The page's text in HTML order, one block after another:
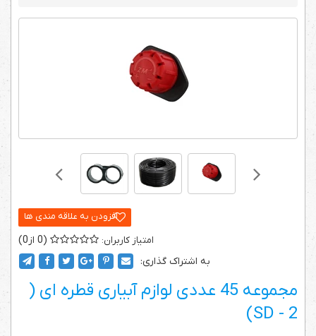
0
0
به اشتراک گذاری:
مجموعه 45 عددی لوازم آبیاری قطره ای (
2 - SD)